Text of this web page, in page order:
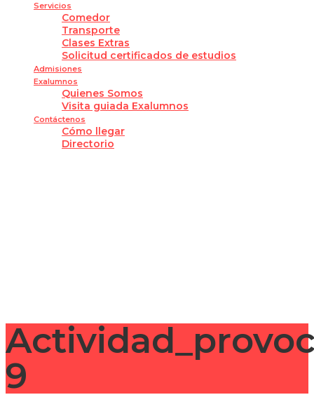
Servicios
Comedor
Transporte
Clases Extras
Solicitud certificados de estudios
Admisiones
Exalumnos
Quienes Somos
Visita guiada Exalumnos
Contáctenos
Cómo llegar
Directorio
9